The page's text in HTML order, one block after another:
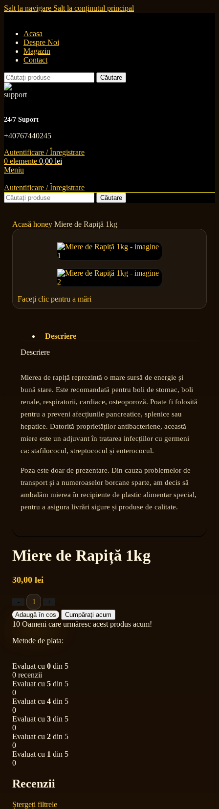
Salt la navigare Salt la conținutul principal
Acasa
Despre Noi
Magazin
Contact
Căutare
24/7 Suport
+40767440245
Autentificare / Înregistrare
0 elemente 0,00 lei
Meniu
Autentificare / Înregistrare
Căutare
Acasă honey Miere de Rapiță 1kg
Faceți clic pentru a mări
Descriere
Descriere
Mierea de rapiță reprezintă o mare sursă de energie și
bună stare. Este recomandată pentru boli de stomac, boli
renale, respiratorii, cardiace, osteoporoză. Poate fi folosită
pentru a preveni afecțiunile pancreatice, splenice sau
hepatice. Datorită proprietăților antibacteriene, această
miere este un adjuvant în tratarea infecțiilor cu germeni
ca: stafilococul, streptococul și enterococul.
Poza este doar de prezentare. Din cauza problemelor de
transport și a numeroaselor borcane sparte, am decis să
ambalăm mierea în recipiente de plastic alimentar special,
pentru a asigura livrări sigure și produse de calitate.
Miere de Rapiță 1kg
30,00 lei
Adaugă în cos Cumpărați acum
10 Oameni care urmăresc acest produs acum!
Metode de plata:
Evaluat cu 0 din 5
0 recenzii
Evaluat cu 5 din 5
0
Evaluat cu 4 din 5
0
Evaluat cu 3 din 5
0
Evaluat cu 2 din 5
0
Evaluat cu 1 din 5
0
Recenzii
Ștergeți filtrele